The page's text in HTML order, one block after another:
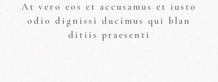
At vero eos et accusamus et iusto
odio dignissi ducimus qui blan
ditiis praesenti